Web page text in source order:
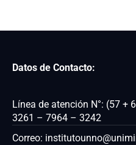
Datos de Contacto:
Línea de atención N°: (57 +
3261 – 7964 – 3242
Correo: